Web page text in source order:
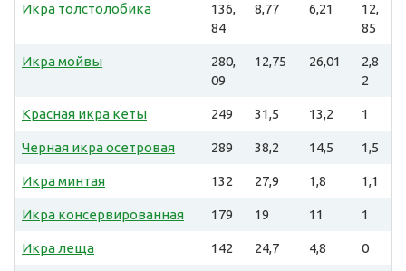
Икра толстолобика
136,
84
8,77 6,21
12,
85
Икра мойвы
280,
09
12,75 26,01
2,8
2
Красная икра кеты 249 31,5 13,2 1
Черная икра осетровая 289 38,2 14,5 1,5
Икра минтая 132 27,9 1,8 1,1
Икра консервированная 179 19 11 1
Икра леща 142 24,7 4,8 0